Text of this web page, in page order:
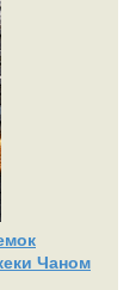
Чаном